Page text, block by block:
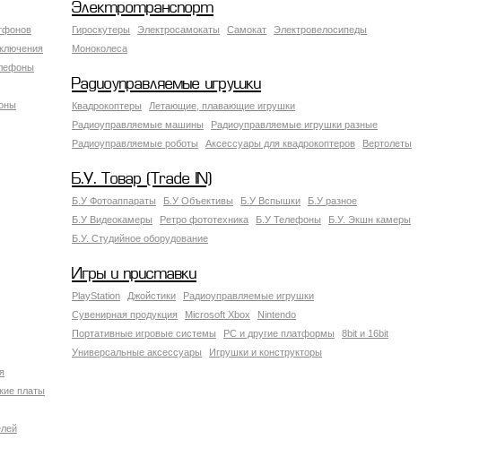
Электротранспорт
Гироскутеры Электросамокаты Самокат
Электровелосипеды
Моноколеса
Радиоуправляемые игрушки
Квадрокоптеры
Летающие, плавающие игрушки
Радиоуправляемые машины
Радиоуправляемые игрушки разные
Радиоуправляемые роботы
Аксессуары для квадрокоптеров Вертолеты
Б.У. Товар (Trade IN)
Б.У Фотоаппараты Б.У Объективы Б.У Вспышки
Б.У разное
Б.У Видеокамеры
Ретро фототехника Б.У Телефоны
Б.У. Экшн камеры
Б.У. Студийное оборудование
Игры и приставки
PlayStation Джойстики
Радиоуправляемые игрушки
Сувенирная продукция
Microsoft Xbox
Nintendo
Портативные игровые системы
PC и другие платформы
8bit и 16bit
Универсальные аксессуары
Игрушки и конструкторы
платы